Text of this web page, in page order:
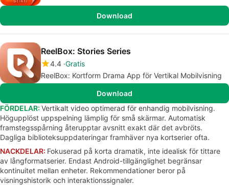
Download
ReelBox: Stories Series
4.4 Gratis
ReelBox: Kortform Drama App för Vertikal Mobilvisning
Download
FÖRDELAR: Vertikalt video optimerad för enhandig mobilvisning.
Högupplöst uppspelning lämplig för små skärmar. Automatisk
framstegsspårning återupptar avsnitt exakt där det avbröts.
Dagliga biblioteksuppdateringar framhäver nya kortserier ofta.
NACKDELAR: Fokuserad på korta dramatik, inte idealisk för tittare
av långformatserier. Endast Android-tillgänglighet begränsar
kontinuitet mellan enheter. Rekommendationer beror på
visningshistorik och interaktionssignaler.